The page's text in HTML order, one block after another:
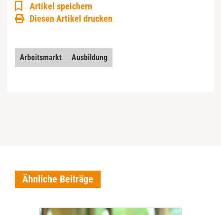
Artikel speichern
Diesen Artikel drucken
Arbeitsmarkt Ausbildung
Ähnliche Beiträge